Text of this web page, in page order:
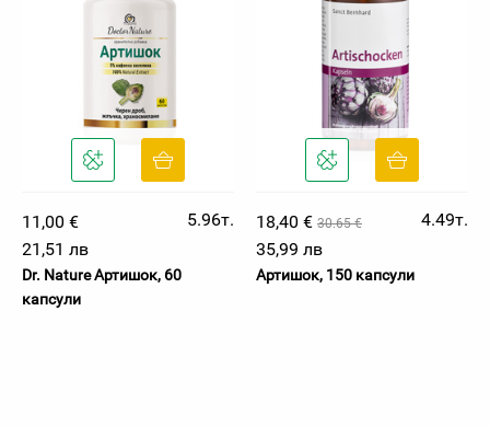
11,00 €
5.96т.
21,51 лв
Dr. Nature Артишок, 60
капсули
18,40 € 30.65 €
4.49т.
35,99 лв
Артишок, 150 капсули